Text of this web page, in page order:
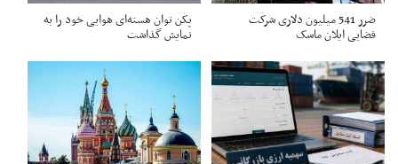
ضرر 541 میلیون دلاری شرکت
فضایی ایلان ماسک
پکن توان هسته‌ای هوایی خود را به
نمایش گذاشت